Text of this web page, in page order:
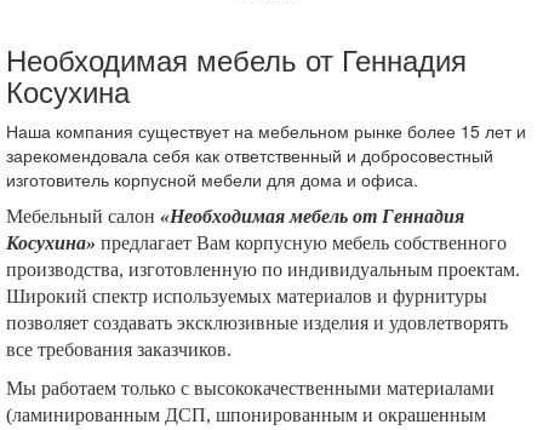
Необходимая мебель от Геннадия
Косухина
Наша компания существует на мебельном рынке более 15 лет и
зарекомендовала себя как ответственный и добросовестный
изготовитель корпусной мебели для дома и офиса.
Мебельный салон «Необходимая мебель от Геннадия
Косухина» предлагает Вам корпусную мебель собственного
производства, изготовленную по индивидуальным проектам.
Широкий спектр используемых материалов и фурнитуры
позволяет создавать эксклюзивные изделия и удовлетворять
все требования заказчиков.
Мы работаем только с высококачественными материалами
(ламинированным ДСП, шпонированным и окрашенным